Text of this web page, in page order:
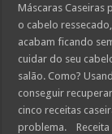
Máscaras Caseiras
o cabelo
acabam ficando
cuidar do seu
salão. Como?
conseguir
cinco receitas
problema. Receita